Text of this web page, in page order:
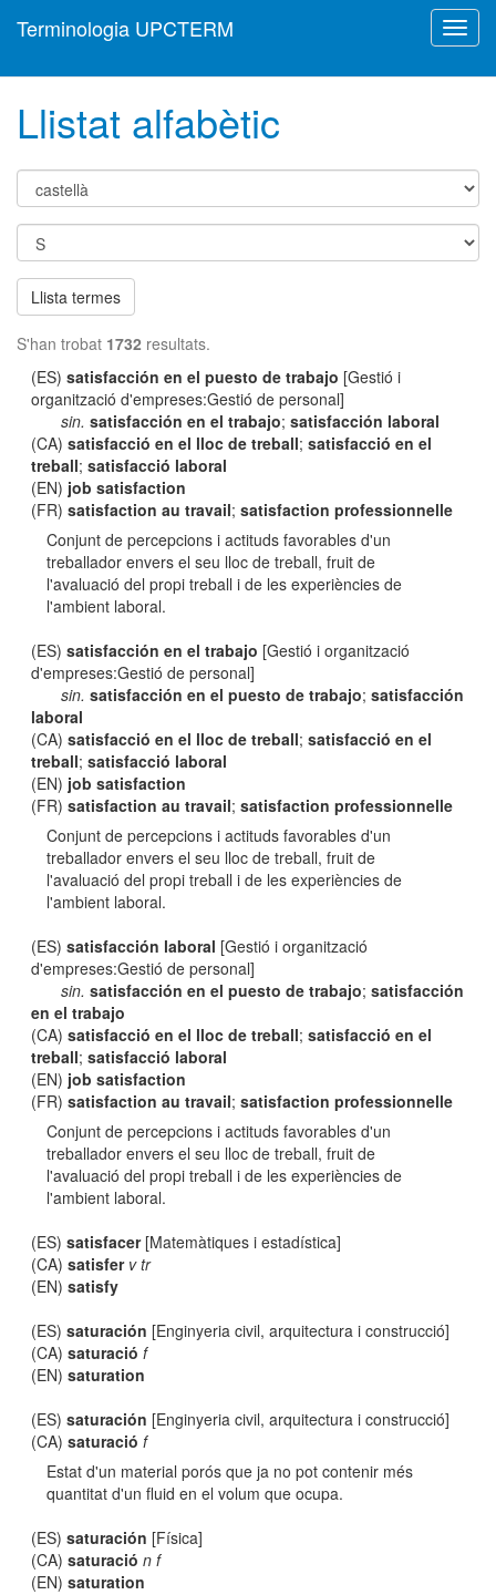
Terminologia UPCTERM
Llistat alfabètic
Llista termes
S'han trobat 1732 resultats.
(ES)satisfacción en el puesto de trabajo [Gestió i
organització d'empreses:Gestió de personal]
sin. satisfacción en el trabajo; satisfacción laboral
(CA)satisfacció en el lloc de treball;satisfacció en el
treball;satisfacció laboral
(EN) job satisfaction
(FR)satisfaction au travail;satisfaction professionnelle
Conjunt de percepcions i actituds favorables d'un
treballador envers el seu lloc de treball, fruit de
l'avaluació del propi treball i de les experiències de
l'ambient laboral.
(ES)satisfacción en el trabajo [Gestió i organització
d'empreses:Gestió de personal]
sin. satisfacción en el puesto de trabajo; satisfacción
laboral
(CA)satisfacció en el lloc de treball;satisfacció en el
treball;satisfacció laboral
(EN) job satisfaction
(FR)satisfaction au travail;satisfaction professionnelle
Conjunt de percepcions i actituds favorables d'un
treballador envers el seu lloc de treball, fruit de
l'avaluació del propi treball i de les experiències de
l'ambient laboral.
(ES)satisfacción laboral [Gestió i organització
d'empreses:Gestió de personal]
sin. satisfacción en el puesto de trabajo; satisfacción
en el trabajo
(CA)satisfacció en el lloc de treball;satisfacció en el
treball;satisfacció laboral
(EN) job satisfaction
(FR)satisfaction au travail;satisfaction professionnelle
Conjunt de percepcions i actituds favorables d'un
treballador envers el seu lloc de treball, fruit de
l'avaluació del propi treball i de les experiències de
l'ambient laboral.
(ES)satisfacer[Matemàtiques i estadística]
(CA)satisfer v tr
(EN)satisfy
(ES)saturación [Enginyeria civil, arquitectura i construcció]
(CA)saturació f
(EN)saturation
(ES)saturación [Enginyeria civil, arquitectura i construcció]
(CA)saturació f
Estat d'un material porós que ja no pot contenir més
quantitat d'un fluid en el volum que ocupa.
(ES)saturación [Física]
(CA)saturació n f
(EN)saturation